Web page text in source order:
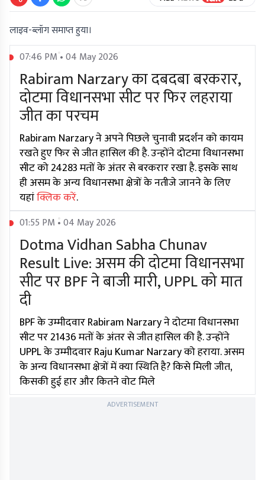
लाइव-ब्लॉग समाप्त हुया।
07:46 PM • 04 May 2026
Rabiram Narzary का दबदबा बरकरार,
दोटमा विधानसभा सीट पर फिर लहराया
जीत का परचम
Rabiram Narzary ने अपने पिछले चुनावी प्रदर्शन को कायम
रखते हुए फिर से जीत हासिल की है. उन्होंने दोटमा विधानसभा
सीट को 24283 मतों के अंतर से बरकरार रखा है. इसके साथ
ही असम के अन्य विधानसभा क्षेत्रों के नतीजे जानने के लिए
यहांक्लिक करें.
01:55 PM • 04 May 2026
Dotma Vidhan Sabha Chunav
Result Live: असम की दोटमा विधानसभा
सीट पर BPF ने बाजी मारी, UPPL को मात
दी
BPF के उम्मीदवार Rabiram Narzary ने दोटमा विधानसभा
सीट पर 21436 मतों के अंतर से जीत हासिल की है. उन्होंने
UPPL के उम्मीदवार Raju Kumar Narzary को हराया. असम
के अन्य विधानसभा क्षेत्रों में क्या स्थिति है? किसे मिली जीत,
किसकी हुई हार और कितने वोट मिले
ADVERTISEMENT